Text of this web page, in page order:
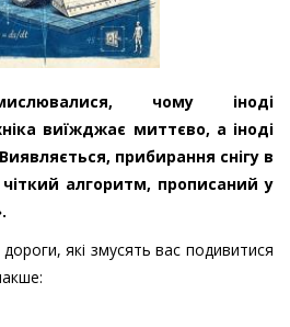
чому іноді
виїжджає миттєво, а іноді
прибирання снігу в
алгоритм, прописаний у
які змусять вас подивитися